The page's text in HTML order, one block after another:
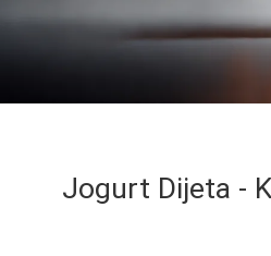
Jogurt Dijeta -